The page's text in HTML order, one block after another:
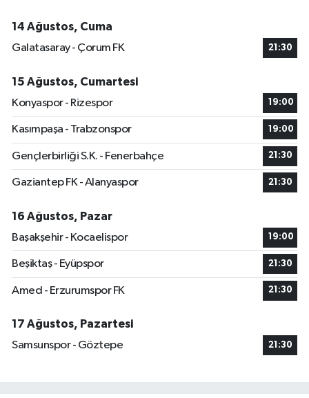
14 Ağustos, Cuma
Galatasaray - Çorum FK
21:30
15 Ağustos, Cumartesi
Konyaspor - Rizespor
19:00
Kasımpaşa - Trabzonspor 19:00
Gençlerbirliği S.K. - Fenerbahçe 21:30
Gaziantep FK - Alanyaspor 21:30
16 Ağustos, Pazar
Başakşehir - Kocaelispor
19:00
Beşiktaş - Eyüpspor 21:30
Amed - Erzurumspor FK 21:30
17 Ağustos, Pazartesi
Samsunspor - Göztepe
21:30